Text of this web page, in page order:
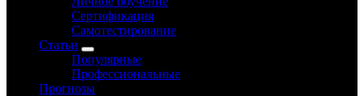
Сертификация
Самотестирование
Статьи
Популярные
Профессиональные
Прогнозы